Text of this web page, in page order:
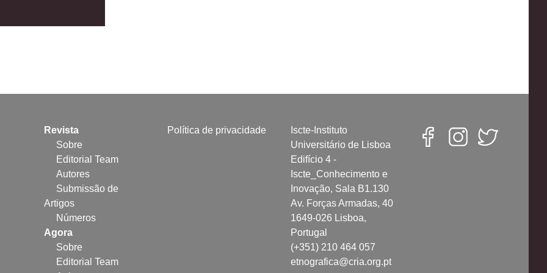
Revista
Sobre
Editorial Team
Autores
Submissão de
Artigos
Números
Agora
Sobre
Editorial Team
Política de privacidade
Iscte-Instituto
Universitário de Lisboa
Edifício 4 -
Iscte_Conhecimento e
Inovação, Sala B1.130
Av. Forças Armadas, 40
1649-026 Lisboa,
Portugal
(+351) 210 464 057
etnografica@cria.org.pt